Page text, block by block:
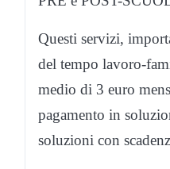
Questi servizi,
del tempo lavoro-
medio di 3 euro
pagamento in
soluzioni con